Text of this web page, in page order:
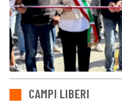
CAMPI LIBERI